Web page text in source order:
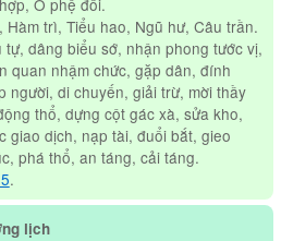
trì, Tiểu hao, Ngũ hư, Câu trần.
dâng biểu sớ, nhận phong tước vị,
quan nhậm chức, gặp dân, đính
người, di chuyến, giải trừ, mời thầy
thổ, dựng cột gác xà, sửa kho,
giao dịch, nạp tài, đuổi bắt, gieo
phá thổ, an táng, cải táng.
.
lịch